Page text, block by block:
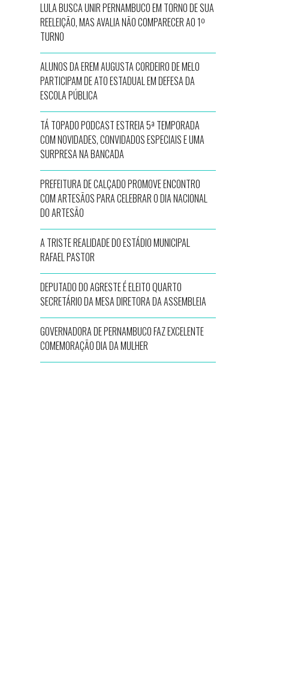
LULA BUSCA UNIR PERNAMBUCO EM TORNO DE SUA
REELEIÇÃO, MAS AVALIA NÃO COMPARECER AO 1º
TURNO
ALUNOS DA EREM AUGUSTA CORDEIRO DE MELO
PARTICIPAM DE ATO ESTADUAL EM DEFESA DA
ESCOLA PÚBLICA
TÁ TOPADO PODCAST ESTREIA 5ª TEMPORADA
COM NOVIDADES, CONVIDADOS ESPECIAIS E UMA
SURPRESA NA BANCADA
PREFEITURA DE CALÇADO PROMOVE ENCONTRO
COM ARTESÃOS PARA CELEBRAR O DIA NACIONAL
DO ARTESÃO
A TRISTE REALIDADE DO ESTÁDIO MUNICIPAL
RAFAEL PASTOR
DEPUTADO DO AGRESTE É ELEITO QUARTO
SECRETÁRIO DA MESA DIRETORA DA ASSEMBLEIA
GOVERNADORA DE PERNAMBUCO FAZ EXCELENTE
COMEMORAÇÃO DIA DA MULHER